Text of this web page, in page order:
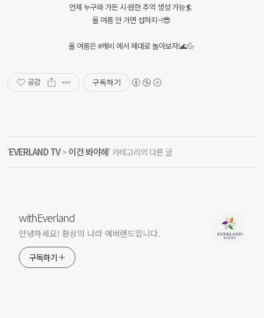
언제 누구와 가든 시-원한 추억 생성 가능🏄
올 여름 안 가면 섭하지~!😎
올 여름은 #캐비 에서 제대로 놀아보자!🌊💦
공감 구독하기
'EVERLAND TV> 이건 봐야해' 카테고리의 다른 글
withEverland
안녕하세요! 환상의 나라 에버랜드입니다.
구독하기